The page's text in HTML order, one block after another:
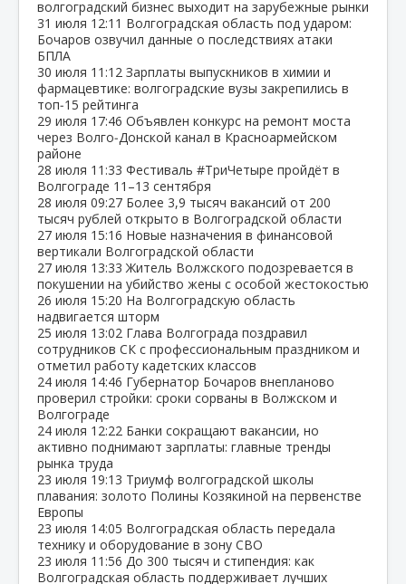
волгоградский бизнес выходит на зарубежные рынки
31 июля 12:11 Волгоградская область под ударом:
Бочаров озвучил данные о последствиях атаки
БПЛА
30 июля 11:12 Зарплаты выпускников в химии и
фармацевтике: волгоградские вузы закрепились в
топ‑15 рейтинга
29 июля 17:46 Объявлен конкурс на ремонт моста
через Волго‑Донской канал в Красноармейском
районе
28 июля 11:33 Фестиваль #ТриЧетыре пройдёт в
Волгограде 11–13 сентября
28 июля 09:27 Более 3,9 тысяч вакансий от 200
тысяч рублей открыто в Волгоградской области
27 июля 15:16 Новые назначения в финансовой
вертикали Волгоградской области
27 июля 13:33 Житель Волжского подозревается в
покушении на убийство жены с особой жестокостью
26 июля 15:20 На Волгоградскую область
надвигается шторм
25 июля 13:02 Глава Волгограда поздравил
сотрудников СК с профессиональным праздником и
отметил работу кадетских классов
24 июля 14:46 Губернатор Бочаров внепланово
проверил стройки: сроки сорваны в Волжском и
Волгограде
24 июля 12:22 Банки сокращают вакансии, но
активно поднимают зарплаты: главные тренды
рынка труда
23 июля 19:13 Триумф волгоградской школы
плавания: золото Полины Козякиной на первенстве
Европы
23 июля 14:05 Волгоградская область передала
технику и оборудование в зону СВО
23 июля 11:56 До 300 тысяч и стипендия: как
Волгоградская область поддерживает лучших